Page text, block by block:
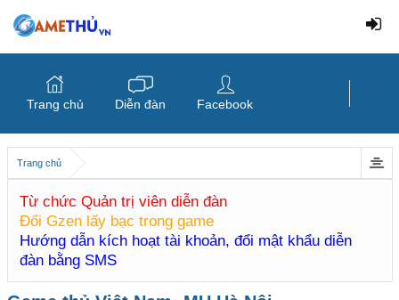
Trang chủ
Từ chức Quản trị viên diễn đàn
Đổi Gzen lấy bạc trong game
Hướng dẫn kích hoạt tài khoản, đổi mật khẩu diễn
đàn bằng SMS
Trang chủ Diễn đàn Facebook